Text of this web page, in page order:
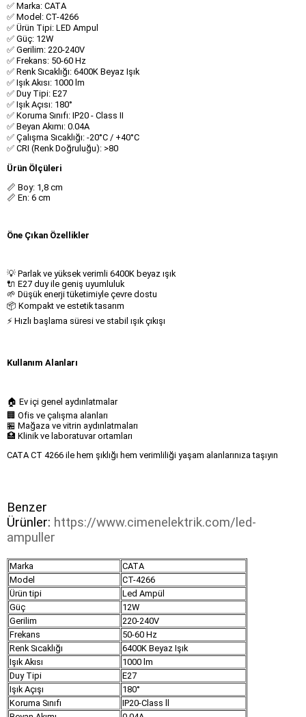
✅ Marka: CATA
✅ Model: CT-4266
✅ Ürün Tipi: LED Ampul
✅ Güç: 12W
✅ Gerilim: 220-240V
✅ Frekans: 50-60 Hz
✅ Renk Sıcaklığı: 6400K Beyaz Işık
✅ Işık Akısı: 1000 lm
✅ Duy Tipi: E27
✅ Işık Açısı: 180°
✅ Koruma Sınıfı: IP20 - Class II
✅ Beyan Akımı: 0.04A
✅ Çalışma Sıcaklığı: -20°C / +40°C
✅ CRI (Renk Doğruluğu): >80
Ürün Ölçüleri
📏 Boy: 1,8 cm
📏 En: 6 cm
Öne Çıkan Özellikler
💡 Parlak ve yüksek verimli 6400K beyaz ışık
🔌 E27 duy ile geniş uyumluluk
🌱 Düşük enerji tüketimiyle çevre dostu
📦 Kompakt ve estetik tasarım
⚡ Hızlı başlama süresi ve stabil ışık çıkışı
Kullanım Alanları
🏠 Ev içi genel aydınlatmalar
🏢 Ofis ve çalışma alanları
🏪 Mağaza ve vitrin aydınlatmaları
🏥 Klinik ve laboratuvar ortamları
CATA CT 4266 ile hem şıklığı hem verimliliği yaşam alanlarınıza taşıyın
Benzer
Ürünler: https://www.cimenelektrik.com/led-
ampuller
Marka
CATA
Model
CT-4266
Ürün tipi
Led Ampül
Güç
12W
Gerilim
220-240V
Frekans
50-60 Hz
Renk Sıcaklığı
6400K Beyaz Işık
Işık Akısı
1000 lm
Duy Tipi
E27
Işık Açışı
180°
Koruma Sınıfı
IP20-Class ll